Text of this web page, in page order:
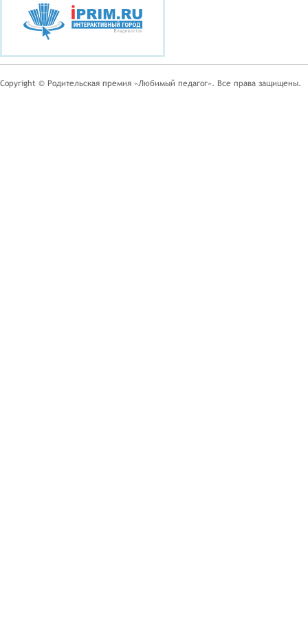
Copyright © Родительская премия «Любимый педагог». Все права защищены.